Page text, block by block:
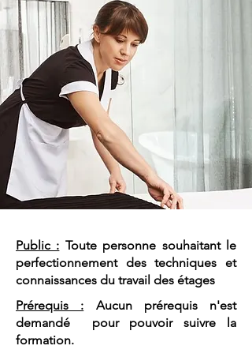
Public : Toute personne souhaitant le
perfectionnement des techniques et
connaissances du travail des étages
Prérequis : Aucun prérequis n'est
demandé pour pouvoir suivre la
formation.